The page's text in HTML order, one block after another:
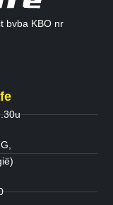
bvba KBO nr